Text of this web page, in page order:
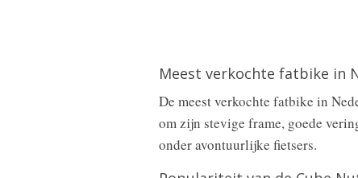
Meest verkochte fatbike in
De meest verkochte fatbike in
om zijn stevige frame, goede
onder avontuurlijke fietsers.